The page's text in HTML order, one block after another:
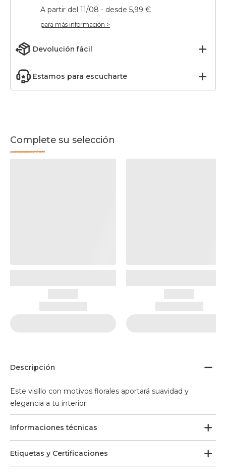
A partir del 11/08 - desde 5,99 €
para más información >
Devolución fácil
Estamos para escucharte
Complete su selección
Descripción
Este visillo con motivos florales aportará suavidad y
elegancia a tu interior.
Informaciones técnicas
Etiquetas y Certificaciones